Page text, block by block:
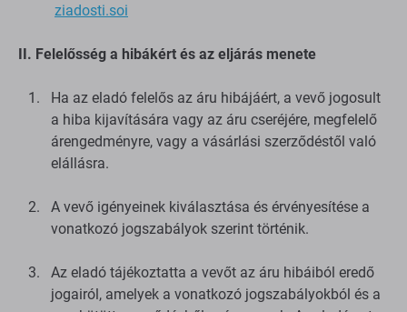
ziadosti.soi
II. Felelősség a hibákért és az eljárás menete
Ha az eladó felelős az áru hibájáért, a vevő jogosult
a hiba kijavítására vagy az áru cseréjére, megfelelő
árengedményre, vagy a vásárlási szerződéstől való
elállásra.
A vevő igényeinek kiválasztása és érvényesítése a
vonatkozó jogszabályok szerint történik.
Az eladó tájékoztatta a vevőt az áru hibáiból eredő
jogairól, amelyek a vonatkozó jogszabályokból és a